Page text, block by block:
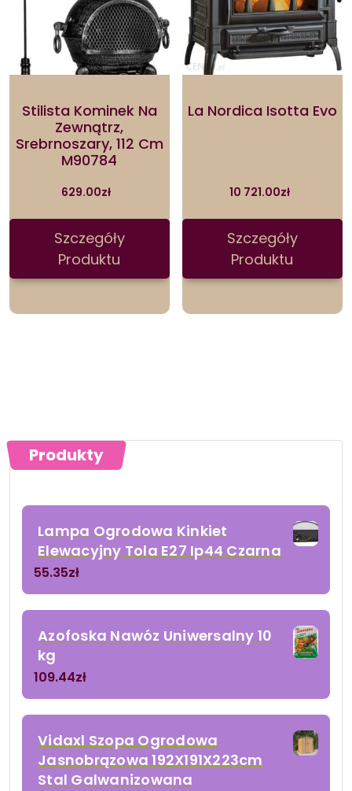
Stilista Kominek Na
Zewnątrz,
Srebrnoszary, 112 Cm
M90784
629.00zł
Szczegóły
Produktu
La Nordica Isotta Evo
10 721.00zł
Szczegóły
Produktu
Produkty
Lampa Ogrodowa Kinkiet
Elewacyjny Tola E27 Ip44 Czarna
55.35zł
Azofoska Nawóz Uniwersalny 10
kg
109.44zł
Vidaxl Szopa Ogrodowa
Jasnobrązowa 192X191X223cm
Stal Galwanizowana